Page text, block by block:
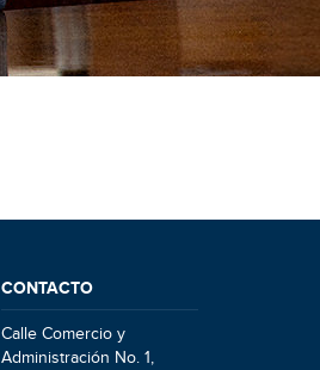
CONTACTO
Calle Comercio y
Administración No. 1,